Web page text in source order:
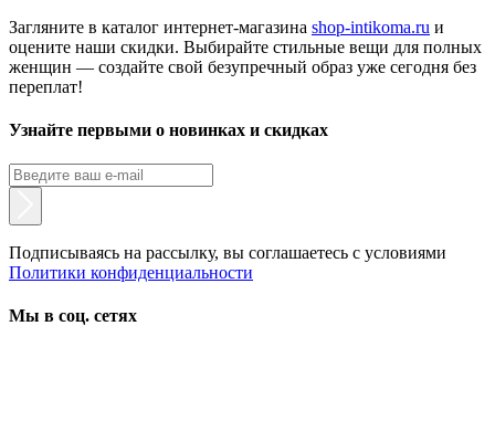
Загляните в каталог интернет-магазина shop-intikoma.ru и
оцените наши скидки. Выбирайте стильные вещи для полных
женщин — создайте свой безупречный образ уже сегодня без
переплат!
Узнайте первыми о новинках и скидках
Подписываясь на рассылку, вы соглашаетесь с условиями
Политики конфиденциальности
Мы в соц. сетях